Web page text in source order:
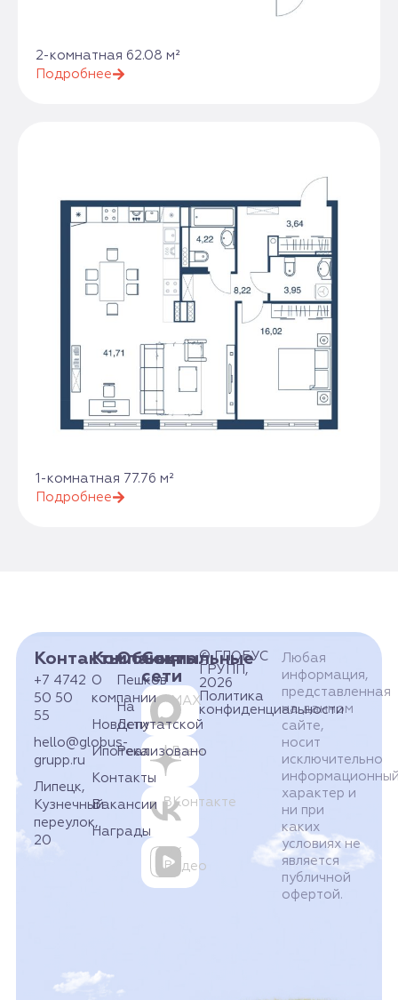
2-комнатная 62.08 м²
Подробнее
1-комнатная 77.76 м²
Подробнее
Контакты
+7 4742
50 50
55
hello@globus-
grupp.ru
Липецк,
Кузнечный
переулок,
20
Компания
О
компании
Новости
Ипотека
Контакты
Вакансии
Награды
Объекты
Пешков
На
Депутатской
Реализовано
Социальные
сети
MAX
Дзен
ВКонтакте
VK
Видео
© ГЛОБУС
ГРУПП,
2026
Политика
конфиденциальности
Любая
информация,
представленная
на данном
сайте,
носит
исключительно
характер и
ни при
каких
условиях не
является
публичной
офертой.